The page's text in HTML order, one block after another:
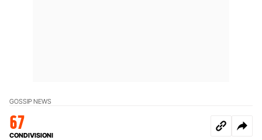
GOSSIP NEWS
67
CONDIVISIONI